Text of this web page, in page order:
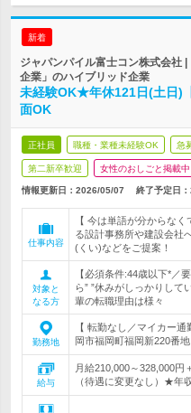
新着
ジャパンパイル富士コン株式会社
企業」のハイブリッド企業
未経験OK★年休121日(土日)
面OK
正社員 職種・業種未経験OK 急
第二新卒歓迎 女性のおしごと掲載中
情報更新日：2026/05/07 終了予定日：
仕事内容
【 今は単語が分からな
る設計事務所や建設会社
(くい)などをご提案！
対象と
なる方
【必須条件:44歳以下*／
ら” ”休みがしっかりして
輩の転職理由は様々
勤務地
【 転勤なし／マイカー
岡市福岡町福岡新220番
給与
月給210,000～328,000
（待遇に変更なし）★年